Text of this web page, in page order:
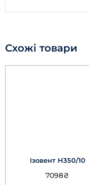
Схожі товари
Ізовент Н350/10
7098₴